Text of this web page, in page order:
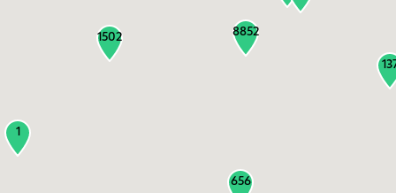
8852
1502
656
1